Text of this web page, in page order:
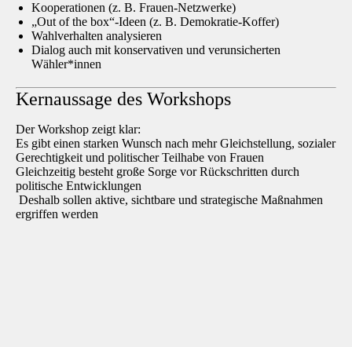
Kooperationen (z. B. Frauen-Netzwerke)
„Out of the box“-Ideen (z. B. Demokratie-Koffer)
Wahlverhalten analysieren
Dialog auch mit konservativen und verunsicherten
Wähler*innen
Kernaussage des Workshops
Der Workshop zeigt klar:
Es gibt einen starken Wunsch nach mehr Gleichstellung, sozialer
Gerechtigkeit und politischer Teilhabe von Frauen
Gleichzeitig besteht große Sorge vorRückschritten durch
politische Entwicklungen
Deshalb sollen aktive, sichtbare und strategische Maßnahmen
ergriffen werden